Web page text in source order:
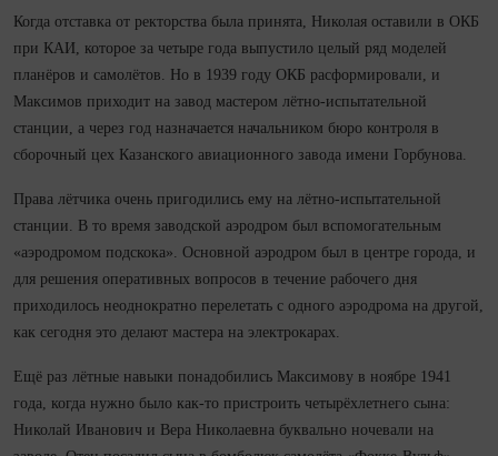
Ко­гда отставка от ректорства была принята, Николая оставили в ОКБ
при КАИ, которое за четыре года выпустило целый ряд моделей
планёров и самолётов. Но в 1939 году ОКБ расформировали, и
Максимов приходит на завод мастером лётно‑испытательной
станции, а через год назначается начальником бюро контроля в
сборочный цех Казанского авиационного завода имени Горбунова.
Права лётчика очень пригодились ему на лётно‑испытательной
станции. В то время заводской аэродром был вспомогательным
«аэродромом подскока». Основной аэродром был в центре города, и
для решения оперативных вопросов в течение рабочего дня
приходилось неоднократно перелетать с одного аэродрома на другой,
как се­го­дня это делают мастера на электрокарах.
Ещё раз лётные навыки понадобились Максимову в ноябре 1941
года, ко­гда нужно было как‑то пристроить четырёхлетнего сына:
Николай Иванович и Вера Николаевна буквально ночевали на